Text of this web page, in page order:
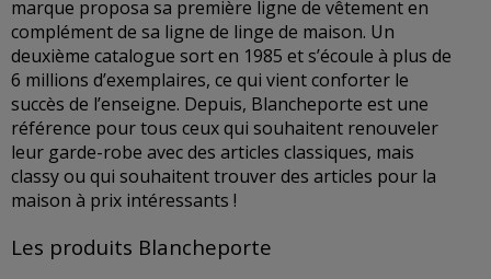
marque proposa sa première ligne de vêtement en
complément de sa ligne de linge de maison. Un
deuxième catalogue sort en 1985 et s’écoule à plus de
6 millions d’exemplaires, ce qui vient conforter le
succès de l’enseigne. Depuis, Blancheporte est une
référence pour tous ceux qui souhaitent renouveler
leur garde-robe avec des articles classiques, mais
classy ou qui souhaitent trouver des articles pour la
maison à prix intéressants !
Les produits Blancheporte